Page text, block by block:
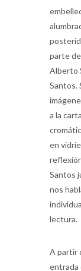
parte
Alberto
Santos.
a la
en
Santos
nos
lectura.
A partir
entrada